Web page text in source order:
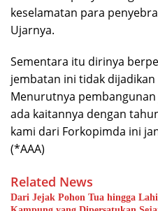
keselamatan para
Ujarnya.
Sementara itu dirinya
jembatan ini tidak
Menurutnya
ada kaitannya dengan
kami dari Forkopimda ini
(*AAA)
Related News
Dari Jejak Pohon Tua hingga